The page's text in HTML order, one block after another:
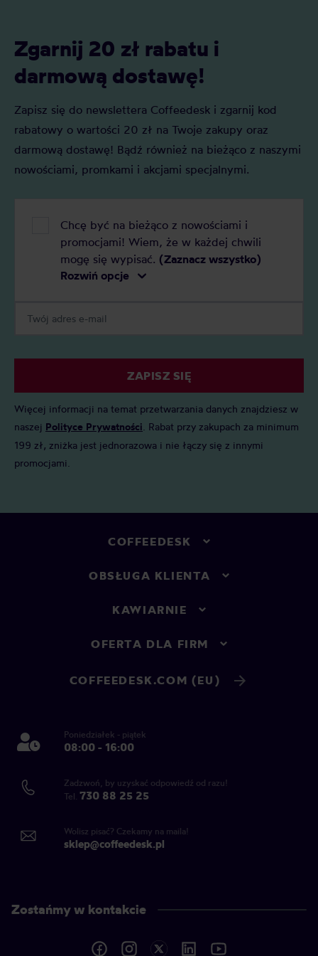
Zgarnij 20 zł rabatu i
darmową dostawę!
Zapisz się do newslettera Coffeedesk i zgarnij kod
rabatowy o wartości 20 zł na Twoje zakupy oraz
darmową dostawę! Bądź również na bieżąco z naszymi
nowościami, promkami i akcjami specjalnymi.
Chcę być na bieżąco z nowościami i
promocjami! Wiem, że w każdej chwili
mogę się wypisać. (Zaznacz wszystko)
Rozwiń opcje
ZAPISZ SIĘ
Więcej informacji na temat przetwarzania danych znajdziesz w
naszej Polityce Prywatności . Rabat przy zakupach za minimum
199 zł, zniżka jest jednorazowa i nie łączy się z innymi
promocjami.
COFFEEDESK
OBSŁUGA KLIENTA
KAWIARNIE
OFERTA DLA FIRM
COFFEEDESK.COM (EU)
Poniedziałek - piątek
08:00 - 16:00
Zadzwoń, by uzyskać odpowiedź od razu!
Tel. 730 88 25 25
Wolisz pisać? Czekamy na maila!
sklep@coffeedesk.pl
Zostańmy w kontakcie